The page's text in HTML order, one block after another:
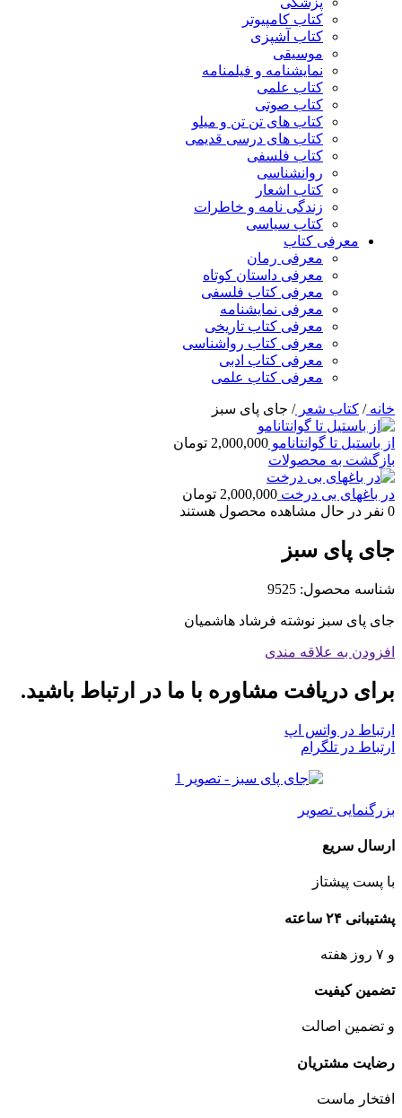
کتاب کامپیوتر
کتاب آشپزی
موسیقی
نمایشنامه و فیلمنامه
کتاب علمی
کتاب صوتی
کتاب های تن تن و میلو
کتاب های درسی قدیمی
کتاب فلسفی
روانشناسی
کتاب اشعار
زندگی نامه و خاطرات
کتاب سیاسی
معرفی کتاب
معرفی رمان
معرفی داستان کوتاه
معرفی کتاب فلسفی
معرفی نمایشنامه
معرفی کتاب تاریخی
معرفی کتاب رواشناسی
معرفی کتاب ادبی
معرفی کتاب علمی
خانه/ کتاب شعر/ جای پای سبز
از باستیل تا گوانتانامو 2,000,000 تومان
بازگشت به محصولات
در باغهای بی درخت 2,000,000 تومان
0 نفر در حال مشاهده محصول هستند
جای پای سبز
شناسه محصول: 9525
جای پای سبز نوشته فرشاد هاشمیان
افزودن به علاقه مندی
برای دریافت مشاوره با ما در ارتباط باشید.
ارتباط در واتس اپ
ارتباط در تلگرام
بزرگنمایی تصویر
ارسال سریع
با پست پیشتاز
پشتیبانی ۲۴ ساعته
و ۷ روز هفته
تضمین کیفیت
و تضمین اصالت
رضایت مشتریان
افتخار ماست